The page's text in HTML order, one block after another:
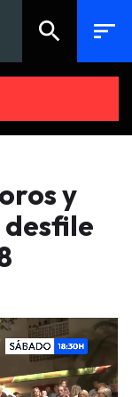
search sort
y
desfile